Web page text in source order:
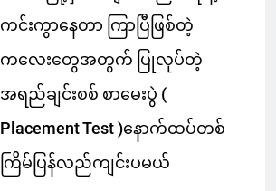
ကင်းကွာနေတာ ကြာပြီဖြစ်တဲ့
ကလေးတွေအတွက် ပြုလုပ်တဲ့
အရည်ချင်းစစ် စာမေးပွဲ (
Placement Test )နောက်ထပ်တစ်
ကြိမ်ပြန်လည်ကျင်းပမယ်